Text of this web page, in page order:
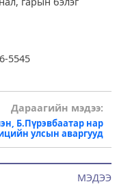
МЭДЭЭ
5545
Дараагийн мэдээ:
Б.Пүрэвбаатар нар
улсын аваргууд